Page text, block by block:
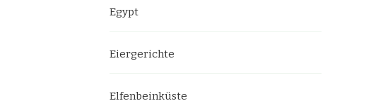
Egypt
Eiergerichte
Elfenbeinküste